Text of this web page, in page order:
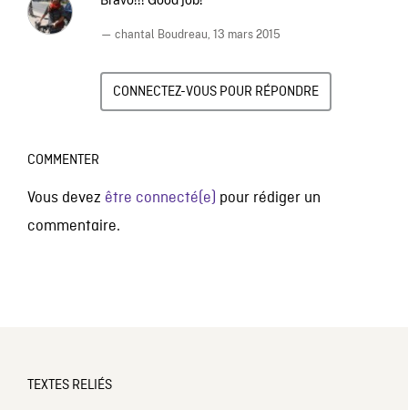
— chantal Boudreau, 13 mars 2015
CONNECTEZ-VOUS POUR RÉPONDRE
COMMENTER
Vous devez être connecté(e) pour rédiger un
commentaire.
TEXTES RELIÉS